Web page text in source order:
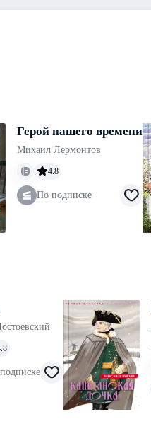
Герой нашего времени
Михаил Лермонтов
4.8
По подписке